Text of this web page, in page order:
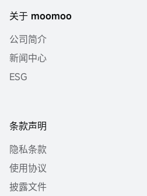
关于 moomoo
公司简介
新闻中心
ESG
条款声明
隐私条款
使用协议
披露文件